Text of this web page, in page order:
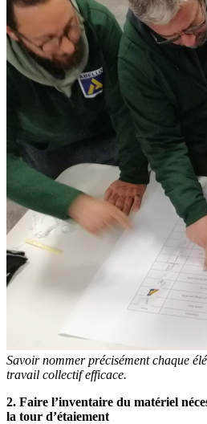
Savoir nommer précisément chaque
travail collectif efficace.
2. Faire l’inventaire du matériel
la tour d’étaiement